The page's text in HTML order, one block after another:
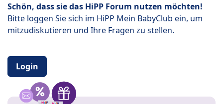
Schön, dass sie das HiPP Forum nutzen möchten!
Bitte loggen Sie sich im HiPP Mein BabyClub ein, um
mitzudiskutieren und Ihre Fragen zu stellen.
Login